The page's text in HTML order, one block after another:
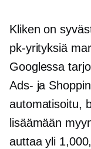
Kliken on
pk-yrityksiä
Googlessa
Ads- ja
automatisoitu,
lisäämään
auttaa yli